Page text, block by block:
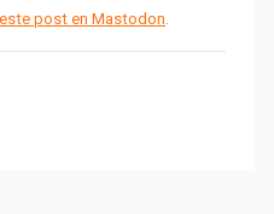
post en Mastodon